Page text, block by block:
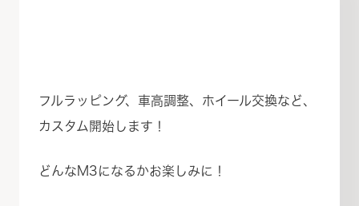
フルラッピング、車高調整、ホイール交換など、
カスタム開始します！
どんなM3になるかお楽しみに！